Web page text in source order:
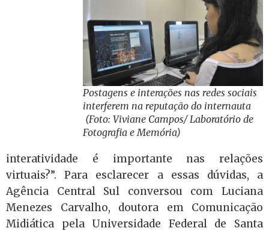
Postagens e interações nas redes sociais
interferem na reputação do internauta
(Foto: Viviane Campos/ Laboratório de
Fotografia e Memória)
interatividade é importante nas relações
virtuais?”. Para esclarecer a essas dúvidas, a
Agência Central Sul conversou com Luciana
Menezes Carvalho, doutora em Comunicação
Midiática pela Universidade Federal de Santa